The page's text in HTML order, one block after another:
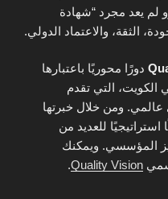
لم يعد مجرد “شهادة
الثقة، والاعتماد الدولي.
دورًا محوريًا باعتبارها
الكويت، التي تقدم
ومن خلال خبرتها
للعديد من
المؤسسي. ويمكنك
Quality Vision
.